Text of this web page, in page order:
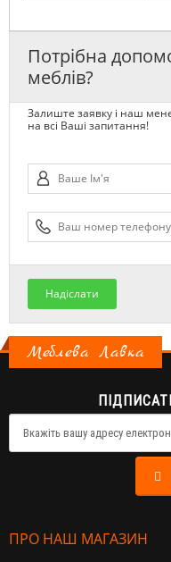
Потрібна
меблів?
Залиште заявку і наш
на всі Ваші запитання!
Надіслати
Меблева Лавка
ПРО НАШ МАГАЗИН